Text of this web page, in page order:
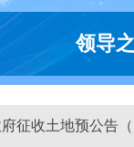
领导
征收土地预公告